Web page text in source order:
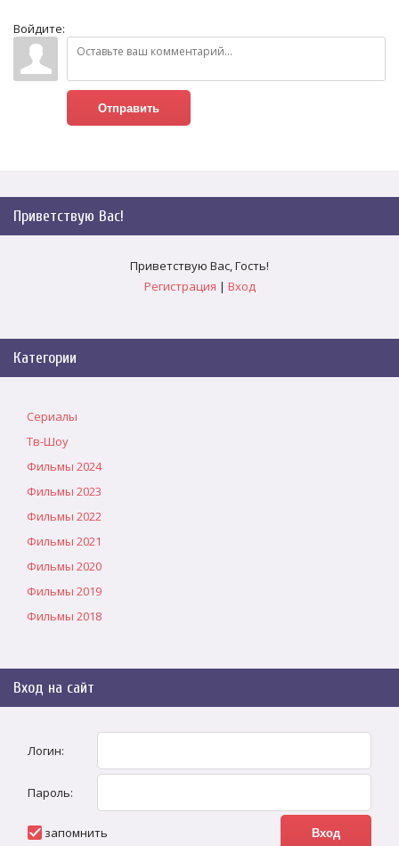
Войдите:
Отправить
Приветствую Вас!
Приветствую Вас,Гость!
Регистрация | Вход
Категории
Сериалы
Тв-Шоу
Фильмы 2024
Фильмы 2023
Фильмы 2022
Фильмы 2021
Фильмы 2020
Фильмы 2019
Фильмы 2018
Вход на сайт
Логин:
Пароль:
запомнить